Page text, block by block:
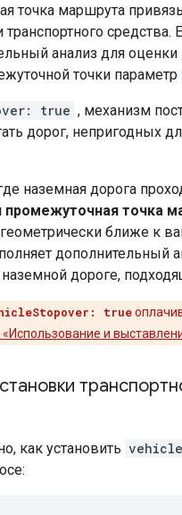
точка маршрута
транспортного
анализ для оценки
точки параметр
true , механизм
дорог, непригодных
наземная дорога
промежуточная точка
ближе к
дополнительный
дороге,
true
и
как установить